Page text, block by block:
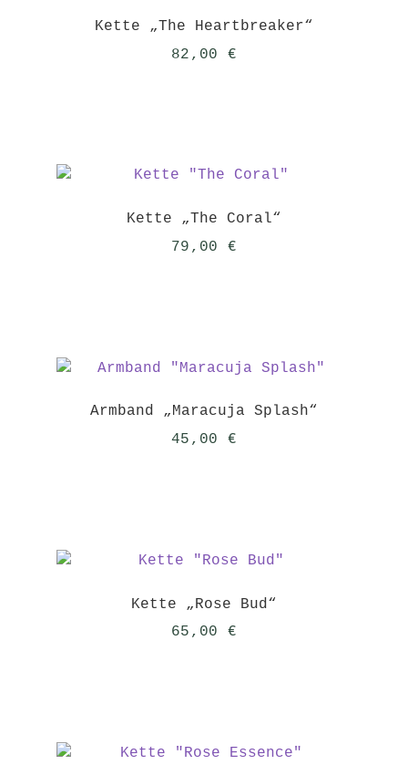
Kette „The Heartbreaker“
82,00 €
Kette „The Coral“
79,00 €
Armband „Maracuja Splash“
45,00 €
Kette „Rose Bud“
65,00 €